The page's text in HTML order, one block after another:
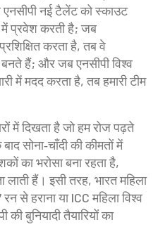
नई टैलेंट को स्काउट
में प्रवेश करती है; जब
करता है, तब वे
बनते हैं; और जब एनसीपी विश्व
में मदद करता है, तब हमारी टीम
में दिखता है जो हम रोज पढ़ते
सोना‑चाँदी की कीमतों में
का भरोसा बना रहता है,
लाती हैं। इसी तरह, भारत महिला
से हराना या ICC महिला विश्व
बुनियादी तैयारियों का